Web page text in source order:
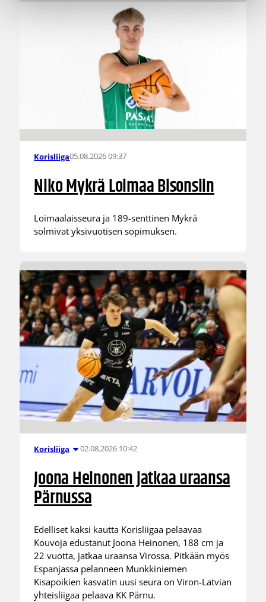
Korisliiga05.08.2026 09:37
Niko Mykrä Loimaa Bisonsiin
Loimaalaisseura ja 189-senttinen Mykrä
solmivat yksivuotisen sopimuksen.
Korisliiga 02.08.2026 10:42
Joona Heinonen jatkaa uraansa
Pärnussa
Edelliset kaksi kautta Korisliigaa pelaavaa
Kouvoja edustanut Joona Heinonen, 188 cm ja
22 vuotta, jatkaa uraansa Virossa. Pitkään myös
Espanjassa pelanneen Munkkiniemen
Kisapoikien kasvatin uusi seura on Viron-Latvian
yhteisliigaa pelaava KK Pärnu.